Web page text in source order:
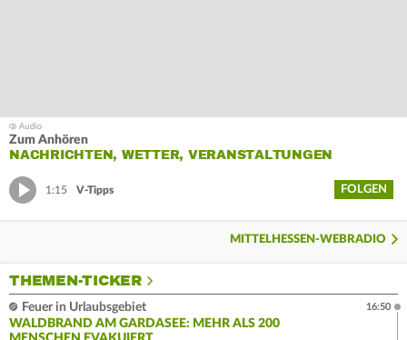
Zum Anhören
NACHRICHTEN, WETTER, VERANSTALTUNGEN
1:15 V-Tipps FOLGEN
MITTELHESSEN-WEBRADIO
THEMEN-TICKER
Feuer in Urlaubsgebiet
WALDBRAND AM GARDASEE: MEHR ALS 200
16:50